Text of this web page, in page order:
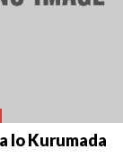
lo Kurumada